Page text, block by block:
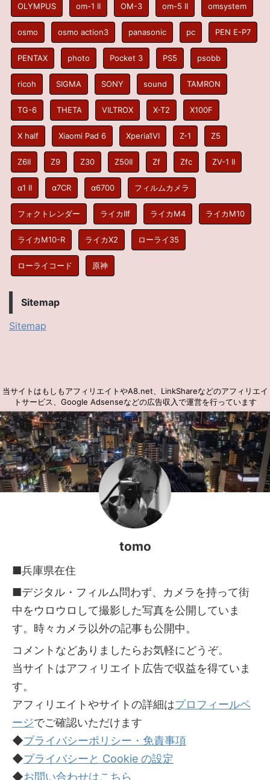
OLYMPUS om-1 II OM-3 om-5 II omsystem
osmo osmo action3 panasonic pc PEN E-P7
PENTAX photo Pocket 3 PS5 psobb
ricoh SIGMA SONY sound TAMRON
TG-6 THETA VILTROX X-T2 X100F
X half Xiaomi Pad 6 Xperia1VI Z-1 Z5
Z6II Z9 Z30 Z50II Zf Zfc ZV-1 II
α1 II α7CR α6700 フィルムカメラ
フォクトレンダー ライカIIf ライカM4 ライカM10
ライカM10-R ライカX2 ローライ35
ローライコード 原神
Sitemap
Sitemap
当サイトはもしもアフィリエイトやA8.net、LinkShareなどのアフィリエイ
トサービス、Google Adsenseなどの広告収入で運営を行っています
tomo
■兵庫県在住
■デジタル・フィルム問わず、カメラを持って街
中をウロウロして撮影した写真を公開していま
す。時々カメラ以外の記事も公開中。
コメントなどありましたらお気軽にどうぞ。
当サイトはアフィリエイト広告で収益を得ていま
す。
アフィリエイトやサイトの詳細はプロフィールペ
ージでご確認いただけます
◆プライバシーポリシー・免責事項
◆プライバシーと Cookie の設定
◆お問い合わせはこちら